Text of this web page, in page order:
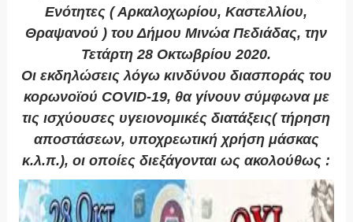
Ενότητες ( Αρκαλοχωρίου, Καστελλίου,
Θραψανού ) του Δήμου Μινώα Πεδιάδας, την
Τετάρτη 28 Οκτωβρίου 2020.
Οι εκδηλώσεις λόγω κινδύνου διασποράς του
κορωνοϊού COVID-19, θα γίνουν σύμφωνα με
τις ισχύουσες υγειονομικές διατάξεις( τήρηση
αποστάσεων, υποχρεωτική χρήση μάσκας
κ.λ.π.), οι οποίες διεξάγονται ως ακολούθως :